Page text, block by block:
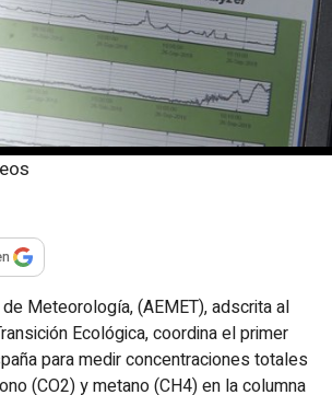
compartir
Meteorología, (AEMET), adscrita al
Ecológica, coordina el primer
para medir concentraciones totales
(CO2) y metano (CH4) en la columna